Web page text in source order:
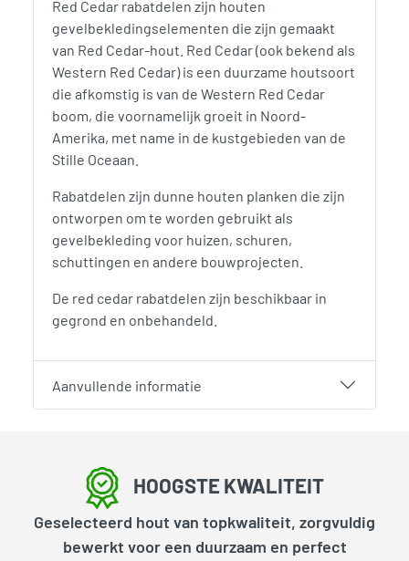
Red Cedar rabatdelen zijn houten
gevelbekledingselementen die zijn gemaakt
van Red Cedar-hout. Red Cedar (ook bekend als
Western Red Cedar) is een duurzame houtsoort
die afkomstig is van de Western Red Cedar
boom, die voornamelijk groeit in Noord-
Amerika, met name in de kustgebieden van de
Stille Oceaan.
Rabatdelen zijn dunne houten planken die zijn
ontworpen om te worden gebruikt als
gevelbekleding voor huizen, schuren,
schuttingen en andere bouwprojecten.
De red cedar rabatdelen zijn beschikbaar in
gegrond en onbehandeld.
Aanvullende informatie
HOOGSTE KWALITEIT
Geselecteerd hout van topkwaliteit, zorgvuldig
bewerkt voor een duurzaam en perfect